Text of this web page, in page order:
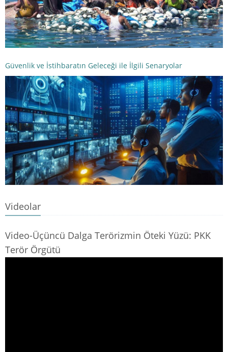
Güvenlik ve İstihbaratın Geleceği ile İlgili Senaryolar
Videolar
Video-Üçüncü Dalga Terörizmin Öteki Yüzü: PKK
Terör Örgütü